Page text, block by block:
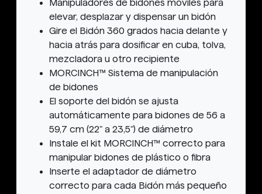
Manipuladores de bidones móviles para
elevar, desplazar y dispensar un bidón
Gire el Bidón 360 grados hacia delante y
hacia atrás para dosificar en cuba, tolva,
mezcladora u otro recipiente
MORCINCH™ Sistema de manipulación
de bidones
El soporte del bidón se ajusta
automáticamente para bidones de 56 a
59,7 cm (22" a 23,5") de diámetro
Instale el kit MORCINCH™ correcto para
manipular bidones de plástico o fibra
Inserte el adaptador de diámetro
correcto para cada Bidón más pequeño